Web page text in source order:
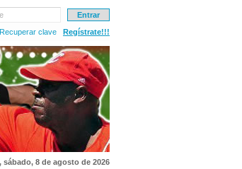
Recuperar clave Regístrate!!!
sábado, 8 de agosto de 2026